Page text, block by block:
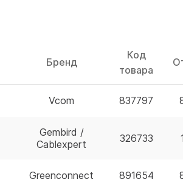
Бренд
Код
товара
Vcom 837797
Gembird /
Cablexpert
326733
Greenconnect 891654